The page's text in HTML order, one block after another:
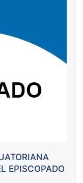
EPISCOPADO